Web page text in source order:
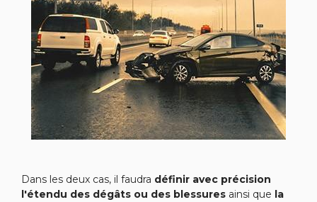
Dans les deux cas, il faudra définir avec précision
l'étendu des dégâts ou des blessures ainsi que la